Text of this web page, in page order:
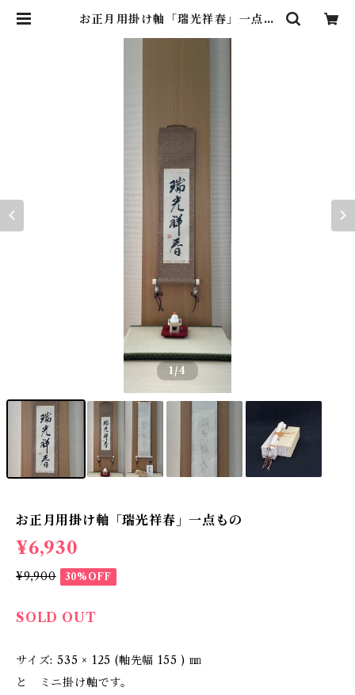
お正月用掛け軸「瑞光祥春」一点も
1/4
お正月用掛け軸「瑞光祥春」一点もの
¥6,930
¥9,900 30%OFF
SOLD OUT
サイズ: 535 × 125 (軸先幅 155 ) ㎜
と ミニ掛け軸です。